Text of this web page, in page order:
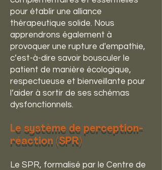
pour établir une alliance
thérapeutique solide. Nous
apprendrons également à
provoquer une rupture d'empathie,
c’est-à-dire savoir bousculer le
patient de manière écologique,
respectueuse et bienveillante pour
l’aider à sortir de ses schémas
dysfonctionnels.
Le système de perception-
réaction (SPR)
Le SPR, formalisé par le Centre de